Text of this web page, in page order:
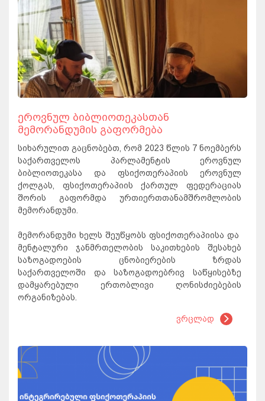
ეროვნულ ბიბლიოთეკასთან
მემორანდუმის გაფორმება
სიხარულით გაცნობებთ, რომ 2023 წლის 7 ნოემბერს
საქართველოს პარლამენტის ეროვნულ
ბიბლიოთეკასა და ფსიქოთერაპიის ეროვნულ
ქოლგას, ფსიქოთერაპიის ქართულ ფედერაციას
შორის გაფორმდა ურთიერთთანამშრომლობის
მემორანდუმი.
მემორანდუმი ხელს შეუწყობს ფსიქოთერაპიისა და
მენტალური ჯანმრთელობის საკითხების შესახებ
საზოგადოების ცნობიერების ზრდას
საქართველოში და საზოგადოებრივ საწყისებზე
დამყარებული ერთობლივი ღონისძიებების
ორგანიზებას.
ვრცლად